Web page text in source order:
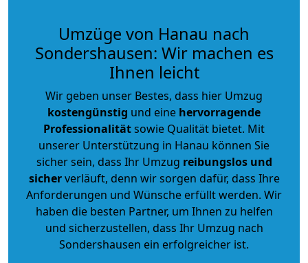
Umzüge von Hanau nach
Sondershausen: Wir machen es
Ihnen leicht
Wir geben unser Bestes, dass hier Umzug
kostengünstig und eine hervorragende
Professionalitätsowie Qualität bietet. Mit
unserer Unterstützung in Hanau können Sie
sicher sein, dass Ihr Umzug reibungslos und
sicherverläuft, denn wir sorgen dafür, dass Ihre
Anforderungen und Wünsche erfüllt werden. Wir
haben die besten Partner, um Ihnen zu helfen
und sicherzustellen, dass Ihr Umzug nach
Sondershausen ein erfolgreicher ist.